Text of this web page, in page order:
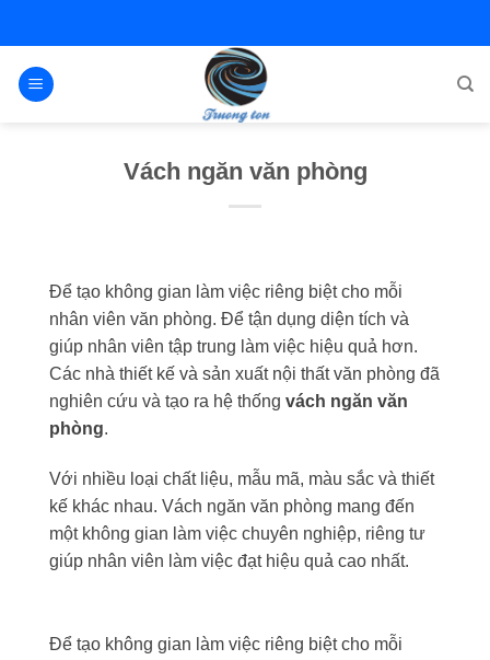
dung
Vách ngăn văn phòng
Để tạo không gian làm việc riêng biệt cho mỗi
nhân viên văn phòng. Để tận dụng diện tích và
giúp nhân viên tập trung làm việc hiệu quả hơn.
Các nhà thiết kế và sản xuất nội thất văn phòng đã
nghiên cứu và tạo ra hệ thống vách ngăn văn
phòng.
Với nhiều loại chất liệu, mẫu mã, màu sắc và thiết
kế khác nhau. Vách ngăn văn phòng mang đến
một không gian làm việc chuyên nghiệp, riêng tư
giúp nhân viên làm việc đạt hiệu quả cao nhất.
Để tạo không gian làm việc riêng biệt cho mỗi